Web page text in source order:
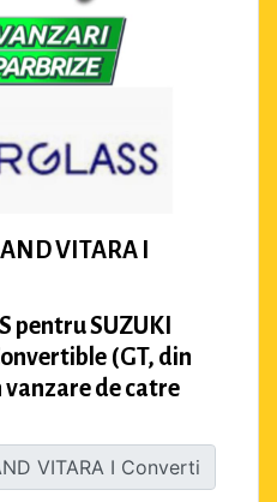
VITARA I
pentru SUZUKI
(GT, din
vanzare de catre